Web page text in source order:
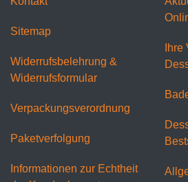
Sitemap
Widerrufsbelehrung &
Widerrufsformular
Verpackungsverordnung
Paketverfolgung
Informationen zur Echtheit